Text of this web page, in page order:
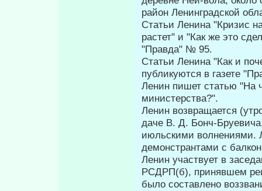
район Ленинградской
Статьи Ленина "Кризис
растет" и "Как же это
"Правда" № 95.
Статьи Ленина "Как и
публикуются в газете
Ленин пишет статью "На
министерства?".
Ленин возвращается
даче В. Д. Бонч-
июльскими волнениями.
демонстрантами с
Ленин участвует в
РСДРП(б), принявшем
было составлено